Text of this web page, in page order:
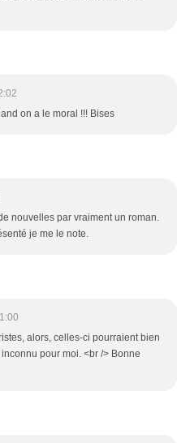
on a le moral !!! Bises
nouvelles par vraiment un roman.
je me le note.
alors, celles-ci pourraient bien
pour moi. <br /> Bonne